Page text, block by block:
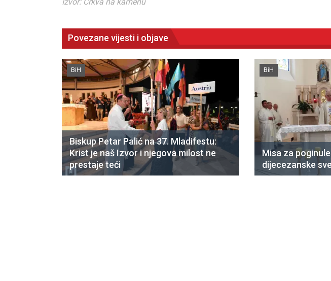
Povezane vijesti i objave
BiH
Biskup Petar Palić na 37. Mladifestu:
Krist je naš Izvor i njegova milost ne
prestaje teći
BiH
Misa za
dijecezanske